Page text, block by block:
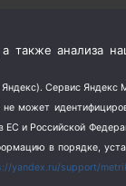
также анализа
Сервис
может
ЕС и Российской
в порядке,
yandex.ru/support/